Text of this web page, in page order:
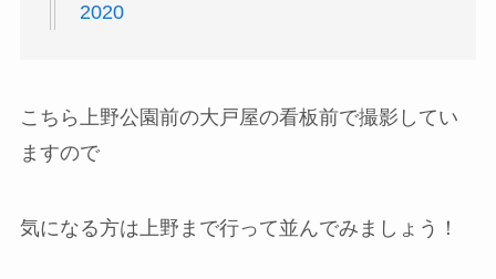
2020
こちら上野公園前の大戸屋の看板前で撮影してい
ますので
気になる方は上野まで行って並んでみましょう！